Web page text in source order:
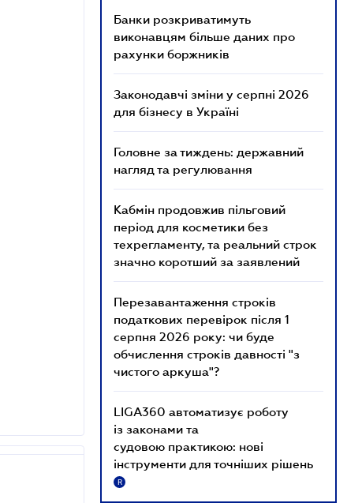
Банки розкриватимуть
виконавцям більше даних про
рахунки боржників
Законодавчі зміни у серпні 2026
для бізнесу в Україні
Головне за тиждень: державний
нагляд та регулювання
Кабмін продовжив пільговий
період для косметики без
техрегламенту, та реальний строк
значно коротший за заявлений
Перезавантаження строків
податкових перевірок після 1
серпня 2026 року: чи буде
обчислення строків давності "з
чистого аркуша"?
LIGA360 автоматизує роботу
із законами та
судовою практикою: нові
інструменти для точніших рішень
R